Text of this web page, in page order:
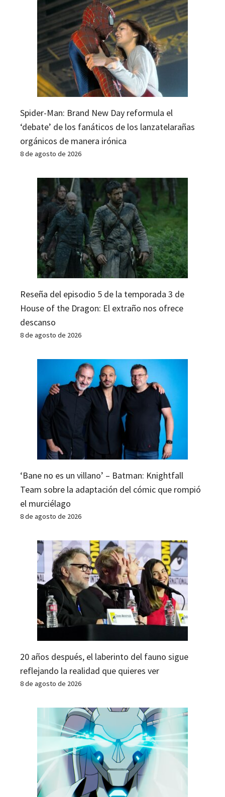
Spider-Man: Brand New Day reformula el
‘debate’ de los fanáticos de los lanzatelarañas
orgánicos de manera irónica
8 de agosto de 2026
Reseña del episodio 5 de la temporada 3 de
House of the Dragon: El extraño nos ofrece
descanso
8 de agosto de 2026
‘Bane no es un villano’ – Batman: Knightfall
Team sobre la adaptación del cómic que rompió
el murciélago
8 de agosto de 2026
20 años después, el laberinto del fauno sigue
reflejando la realidad que quieres ver
8 de agosto de 2026